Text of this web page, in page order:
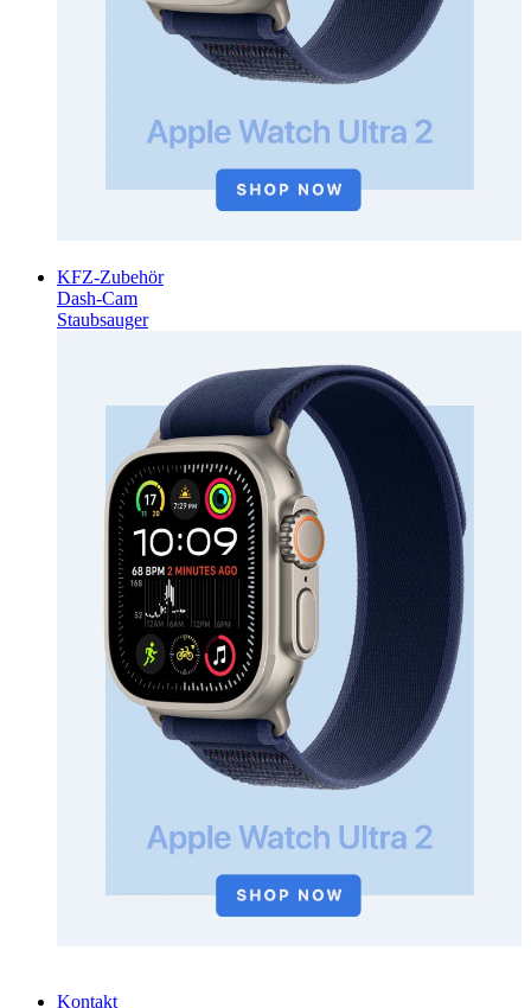
KFZ-Zubehör
Dash-Cam
Staubsauger
Kontakt